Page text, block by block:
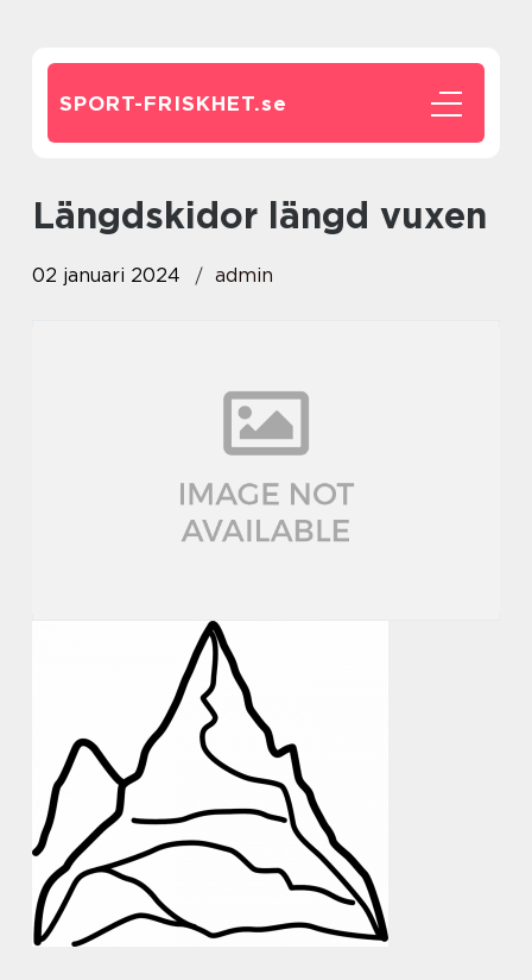
SPORT-FRISKHET.se
längdskidor längd vuxen
02 januari 2024 admin